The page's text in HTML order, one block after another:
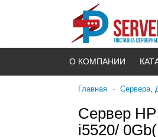
О КОМПАНИИ
Главная - Серверa,
Сервер
i5520/